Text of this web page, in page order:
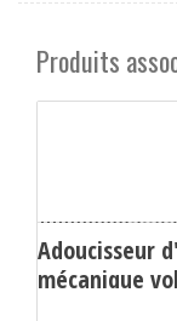
Produits
Adoucisseur
mécanique